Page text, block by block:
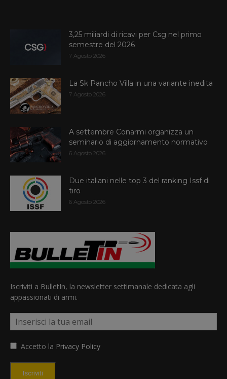
3,25 miliardi di ricavi per Csg nel primo
semestre del 2026
7 Agosto 2026
La Sk Pancho Villa in una variante inedita
7 Agosto 2026
A settembre Conarmi organizza un
seminario di aggiornamento normativo
6 Agosto 2026
Due italiani nelle top 3 del ranking Issf di
tiro
6 Agosto 2026
Iscriviti a BulletIn, la newsletter settimanale dedicata agli
appassionati di armi.
Accetto la Privacy Policy
Iscriviti